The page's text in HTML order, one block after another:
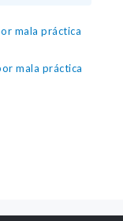
mala práctica
mala práctica